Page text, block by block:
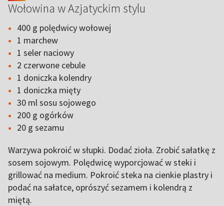
Wołowina w Azjatyckim stylu
400 g polędwicy wołowej
1 marchew
1 seler naciowy
2 czerwone cebule
1 doniczka kolendry
1 doniczka mięty
30 ml sosu sojowego
200 g ogórków
20 g sezamu
Warzywa pokroić w słupki. Dodać zioła. Zrobić sałatkę z
sosem sojowym. Polędwicę wyporcjować w steki i
grillować na medium. Pokroić steka na cienkie plastry i
podać na sałatce, oprószyć sezamem i kolendrą z
miętą.